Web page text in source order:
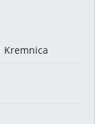
Kremnica